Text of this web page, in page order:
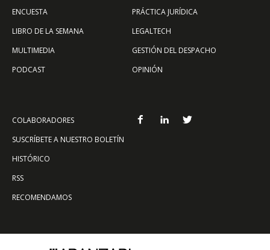
ENCUESTA
LIBRO DE LA SEMANA
MULTIMEDIA
PODCAST
PRÁCTICA JURÍDICA
LEGALTECH
GESTIÓN DEL DESPACHO
OPINIÓN
COLABORADORES
SUSCRÍBETE A NUESTRO BOLETÍN
HISTÓRICO
RSS
RECOMENDAMOS